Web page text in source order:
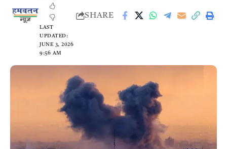
LAST
UPDATED:
JUNE 3, 2026
9:56 AM
SHARE